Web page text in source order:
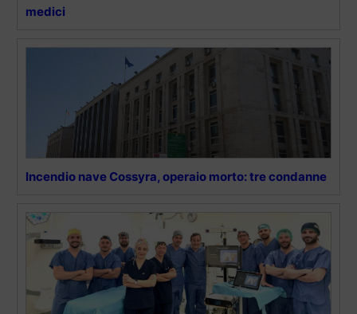
medici
Incendio nave Cossyra, operaio morto: tre condanne